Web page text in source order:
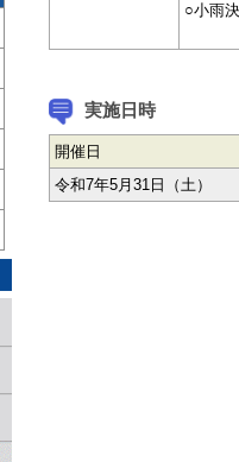
○小雨
実施日時
開催日
令和7年5月31日（土）